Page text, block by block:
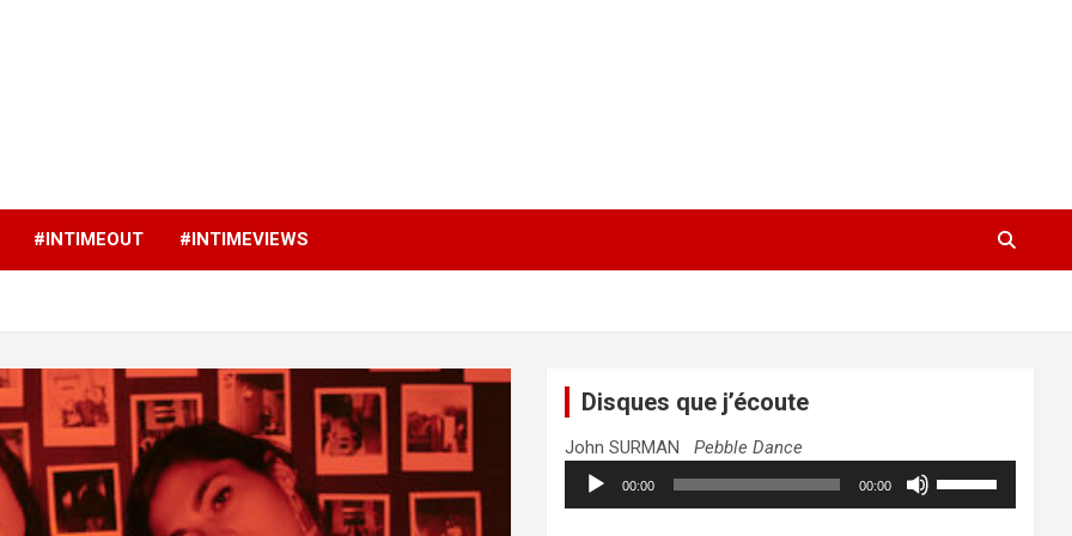
#INTIMEOUT #INTIMEVIEWS
Disques que j’écoute
John SURMANPebble Dance
Lecteur
audio
00:00 00:00